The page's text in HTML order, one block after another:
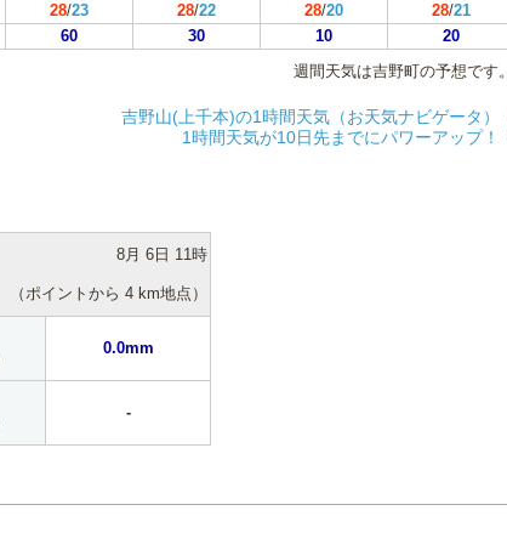
28/23 28/22 28/20 28/21
60 30 10
20
週間天気は吉野町の予想です。
吉野山(上千本)の1時間天気（お天気ナビゲータ）
1時間天気が10日先までにパワーアップ！
8月 6日 11時
（ポイントから 4 km地点）
0.0mm
-